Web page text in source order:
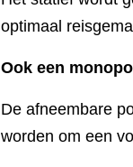
optimaal
Ook een
De afneembare
worden om een